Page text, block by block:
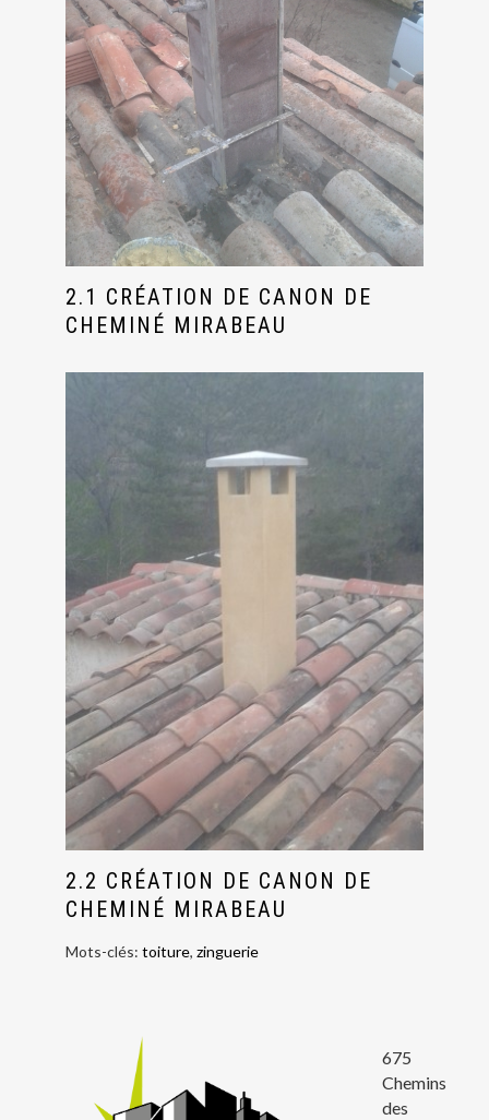
2.1 CRÉATION DE CANON DE
CHEMINÉ MIRABEAU
2.2 CRÉATION DE CANON DE
CHEMINÉ MIRABEAU
Mots-clés: toiture, zinguerie
675
Chemins
des